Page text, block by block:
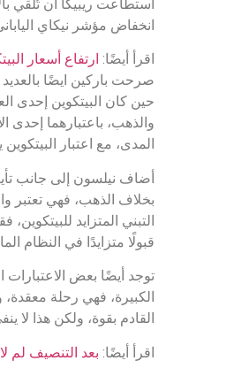
انخفاض مؤشر نيكاي الياباني بنسبة قُدرت بـ 12% في يوم الاثنين، مع
اقرأ أيضًا: ارتفاع أسعار
صرحت باركين ايضًا
حين كان البيتكوين إحدى
والذهب، باعتبارهما إحدى
المدى، مع اعتبار
أضاف نيلسون إلى جانب
بخلاف الذهب، فهي تعتبر
التبني المتزايد
قبولًا متزايدًا في النظام
توجد أيضًا بعض الاعتبارات
الكبيرة، فهي رحلة
القادم بقوة، ولكن هذا لا
اقرأ أيضًا: بعد التنصيف لم